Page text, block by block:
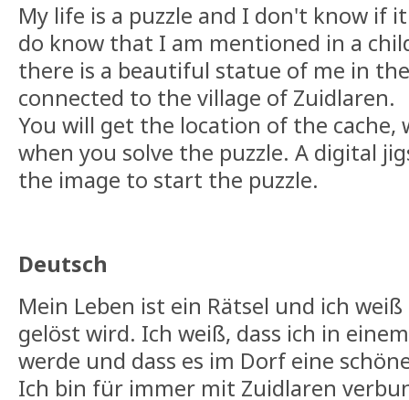
My life is a puzzle and I don't know if
do know that I am mentioned in a
there is a beautiful statue of me in
connected to the village of Zuidlaren.
You will get the location of the cache,
when you solve the puzzle. A digital
the image to start the puzzle.
Deutsch
Mein Leben ist ein Rätsel und ich
gelöst wird. Ich weiß, dass ich in
werde und dass es im Dorf eine
Ich bin für immer mit Zuidlaren